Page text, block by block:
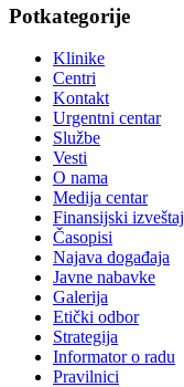
Potkategorije
Klinike
Centri
Kontakt
Urgentni centar
Službe
Vesti
O nama
Medija centar
Finansijski izveštaj
Časopisi
Najava događaja
Javne nabavke
Galerija
Etički odbor
Strategija
Informator o radu
Pravilnici